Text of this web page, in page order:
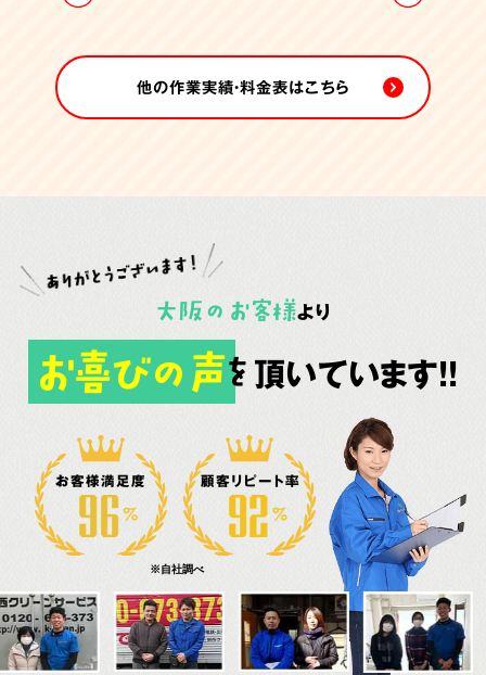
他の作業実績・料金表はこちら
大阪 の お客様より
お喜びの声を 頂いています!!
お客様満足度 顧客リピート率
※自社調べ